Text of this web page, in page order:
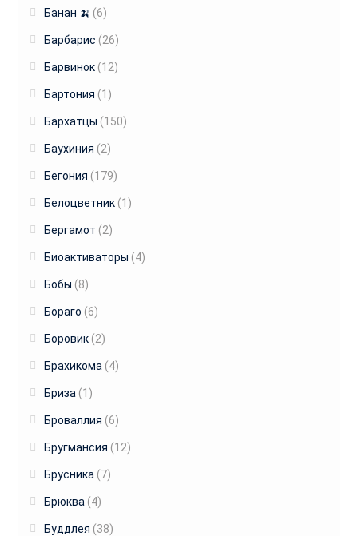
Банан 🍌 (6)
Барбарис (26)
Барвинок (12)
Бартония (1)
Бархатцы (150)
Баухиния (2)
Бегония (179)
Белоцветник (1)
Бергамот (2)
Биоактиваторы (4)
Бобы (8)
Бораго (6)
Боровик (2)
Брахикома (4)
Бриза (1)
Броваллия (6)
Бругмансия (12)
Брусника (7)
Брюква (4)
Буддлея (38)